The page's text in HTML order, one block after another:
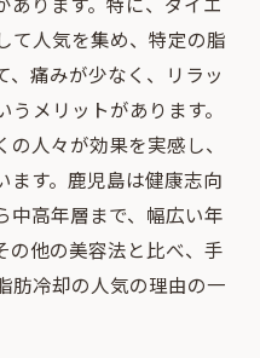
プロセス
るための施術方法
プ
位選び
の重要性
めのポイント
方法
る施術法
て人気を集め、特定の脂
、痛みが少なく、リラッ
メリットがあります。
人々が効果を実感し、
ます。鹿児島は健康志向
中高年層まで、幅広い年
の他の美容法と比べ、手
肪冷却の人気の理由の一